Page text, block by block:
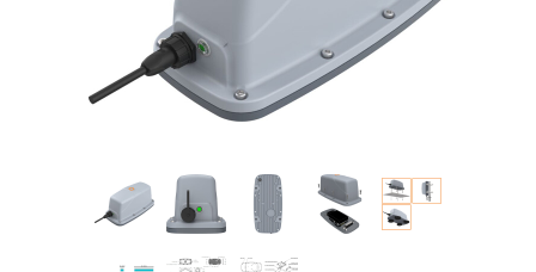
Energiemessung
Energieverteilung
IP, WLAN & GSM Sensorik
Datenlogger
IoT - Internet of Things
Remote I/O
IPC, Industrielle Netzwerktechnik & WLAN
Industrielle Netzwerktechnik / Kommunikation
Wi-Fi - WLAN - Wireless
IT Netzwerktechnik / Kommunikation
Serverräume
RMA / Rücksendung / Support
CompleTech
Contemporary Controls
Enginko - mcf88